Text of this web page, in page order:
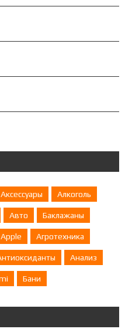
Аксессуары Алкоголь
Авто Баклажаны
Apple Агротехника
Анализ
Бани